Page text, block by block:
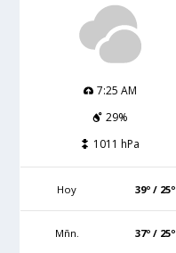
7:25 AM
29%
1011 hPa
Hoy 39º / 25º
Mñn. 37º / 25º